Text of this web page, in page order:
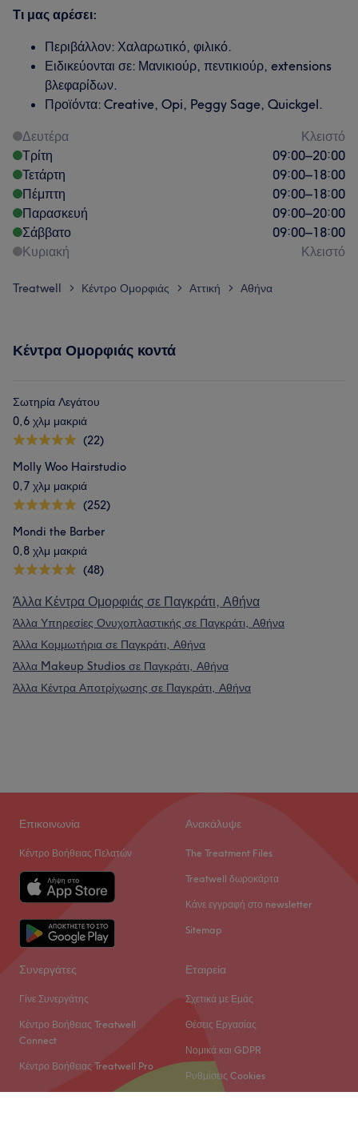
Τι μας αρέσει:
Περιβάλλον: Χαλαρωτικό, φιλικό.
Ειδικεύονται σε: Μανικιούρ, πεντικιούρ, extensions
βλεφαρίδων.
Προϊόντα: Creative, Opi, Peggy Sage, Quickgel.
Δευτέρα
Κλειστό
Τρίτη
09:00–20:00
Τετάρτη
09:00–18:00
Πέμπτη
09:00–18:00
Παρασκευή
09:00–20:00
Σάββατο
09:00–18:00
Κυριακή
Κλειστό
Treatwell > Κέντρο Ομορφιάς > Αττική > Αθήνα
Κέντρα Ομορφιάς κοντά
Σωτηρία Λεγάτου
0,6 χλμ μακριά
(22)
Molly Woo Hairstudio
0,7 χλμ μακριά
(252)
Mondi the Barber
0,8 χλμ μακριά
(48)
Άλλα Κέντρα Ομορφιάς σε Παγκράτι, Αθήνα
Άλλα Υπηρεσίες Ονυχοπλαστικής σε Παγκράτι, Αθήνα
Άλλα Κομμωτήρια σε Παγκράτι, Αθήνα
Άλλα Makeup Studios σε Παγκράτι, Αθήνα
Άλλα Κέντρα Αποτρίχωσης σε Παγκράτι, Αθήνα
Επικοινωνία
Κέντρο Βοήθειας Πελατών
Ανακάλυψε
The Treatment Files
Treatwell δωροκάρτα
Κάνε εγγραφή στο newsletter
Sitemap
Συνεργάτες
Γίνε Συνεργάτης
Κέντρο Βοήθειας Treatwell
Connect
Κέντρο Βοήθειας Treatwell Pro
Εταιρεία
Σχετικά με Εμάς
Θέσεις Εργασίας
Νομικά και GDPR
Ρυθμίσεις Cookies